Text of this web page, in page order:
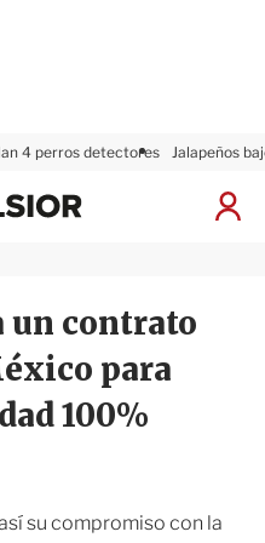
4 perros detectores Jalapeños
I
x
i
r
contrato
para
100%
su compromiso con la